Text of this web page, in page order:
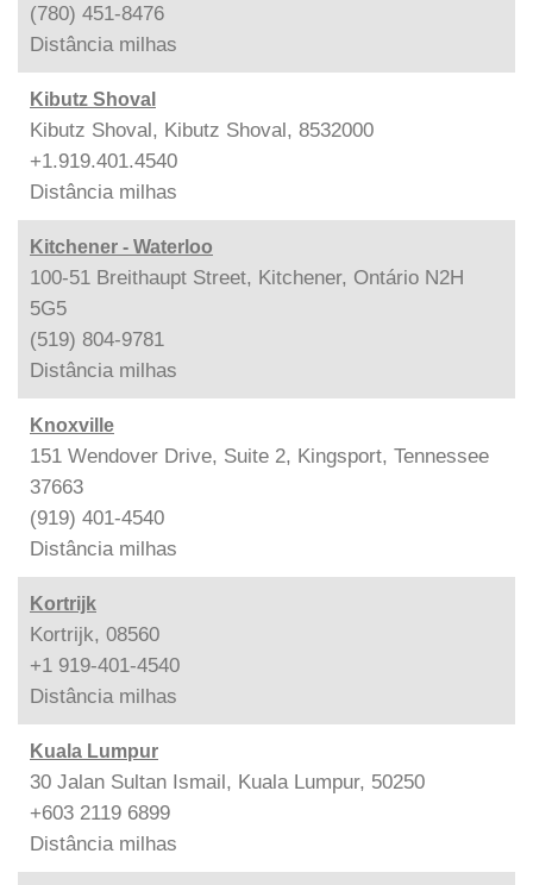
(780) 451-8476
Distância milhas
Kibutz Shoval
Kibutz Shoval, Kibutz Shoval, 8532000
+1.919.401.4540
Distância milhas
Kitchener - Waterloo
100-51 Breithaupt Street, Kitchener, Ontário N2H
5G5
(519) 804-9781
Distância milhas
Knoxville
151 Wendover Drive, Suite 2, Kingsport, Tennessee
37663
(919) 401-4540
Distância milhas
Kortrijk
Kortrijk, 08560
+1 919-401-4540
Distância milhas
Kuala Lumpur
30 Jalan Sultan Ismail, Kuala Lumpur, 50250
+603 2119 6899
Distância milhas